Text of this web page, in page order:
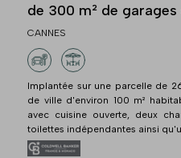
de 300 m² de
CANNES
Implantée sur une parcelle de
de ville d'environ 100 m²
avec cuisine ouverte, deux
toilettes indépendantes ainsi